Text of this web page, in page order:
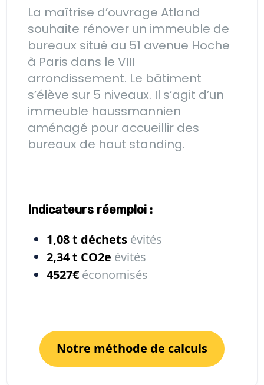
La maîtrise d’ouvrage Atland
souhaite rénover un immeuble de
bureaux situé au 51 avenue Hoche
à Paris dans le VIII
arrondissement. Le bâtiment
s’élève sur 5 niveaux. Il s’agit d’un
immeuble haussmannien
aménagé pour accueillir des
bureaux de haut standing.
Indicateurs réemploi :
1,08 t déchets évités
2,34 t CO2e évités
4527€ économisés
Notre méthode de calculs